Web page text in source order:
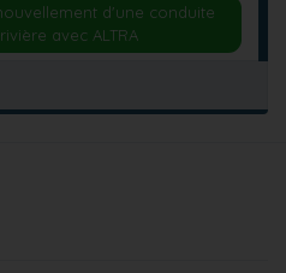
d'une conduite
avec ALTRA